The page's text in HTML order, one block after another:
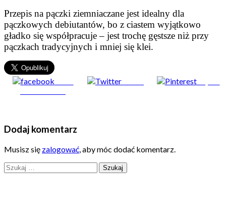
Przepis na pączki ziemniaczane jest idealny dla
pączkowych debiutantów, bo z ciastem wyjątkowo
gładko się współpracuje – jest trochę gęstsze niż przy
pączkach tradycyjnych i mniej się klei.
Zapisz
Dodaj komentarz
Musisz się zalogować, aby móc dodać komentarz.
Szukaj: